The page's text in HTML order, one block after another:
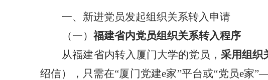
一、新进党员发起组织关系转入申请
（一）福建省内党员组织关系转入程序
从福建省内转入厦门大学的党员， 采用组织
绍信）， 只需在“厦门党建e家”平台或“党员e家”